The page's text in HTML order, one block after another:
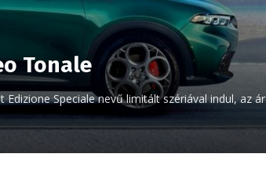
Tonale
Speciale nevű limitált szériával indul, az ár